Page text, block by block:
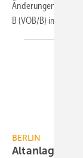
Änderungen der
B (VOB/B) im
BERLIN
Altanlagen-